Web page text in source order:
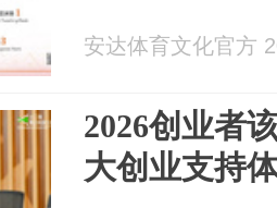
安达体育文化官方
2026创业者
大创业支持